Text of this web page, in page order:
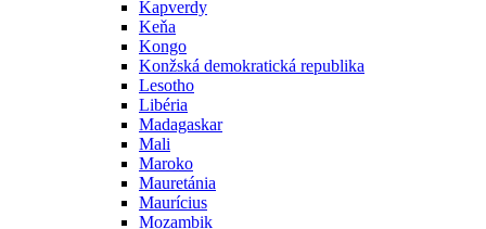
Kapverdy
Keňa
Kongo
Konžská demokratická republika
Lesotho
Libéria
Madagaskar
Mali
Maroko
Mauretánia
Maurícius
Mozambik